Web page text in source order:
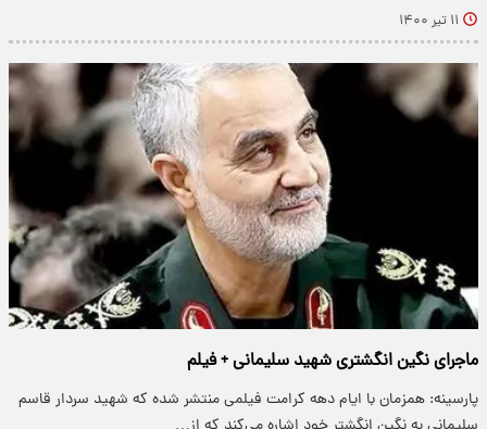
۱۱ تیر ۱۴۰۰
ماجرای نگین انگشتری شهید سلیمانی + فیلم
پارسینه: همزمان با ایام دهه کرامت فیلمی منتشر شده که شهید سردار قاسم